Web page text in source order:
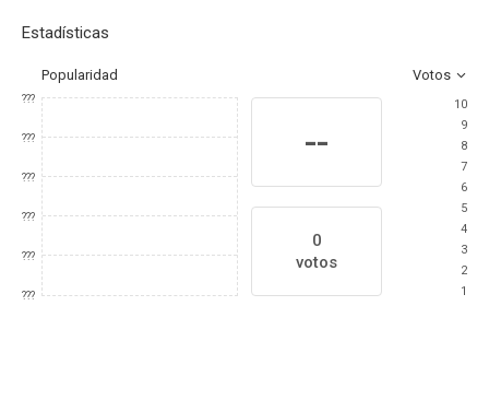
Estadísticas
Popularidad Votos
???
???
???
???
???
???
--
0
votos
10
9
8
7
6
5
4
3
2
1